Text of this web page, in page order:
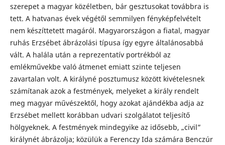
szerepet a magyar közéletben, bár gesztusokat továbbra is
tett. A hatvanas évek végétől semmilyen fényképfelvételt
nem készíttetett magáról. Magyarországon a fiatal, magyar
ruhás Erzsébet ábrázolási típusa így egyre általánosabbá
vált. A halála után a reprezentatív portrékból az
emlékművekbe való átmenet emiatt szinte teljesen
zavartalan volt. A királyné posztumusz között kivételesnek
számítanak azok a festmények, melyeket a király rendelt
meg magyar művészektől, hogy azokat ajándékba adja az
Erzsébet mellett korábban udvari szolgálatot teljesítő
hölgyeknek. A festmények mindegyike az idősebb, „civil”
királynét ábrázolja; közülük a Ferenczy Ida számára Benczúr